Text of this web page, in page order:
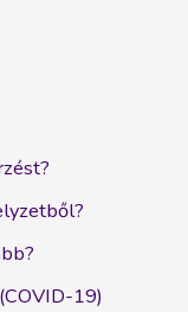
19)